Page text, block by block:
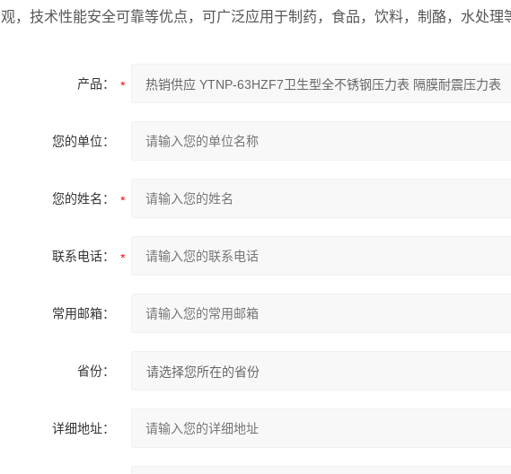
观，技术性能安全可靠等优点，可广泛应用于制药，食品，饮料，制酪，水处理
产品：
您的单位：
您的姓名：
联系电话：
常用邮箱：
省份：
详细地址：